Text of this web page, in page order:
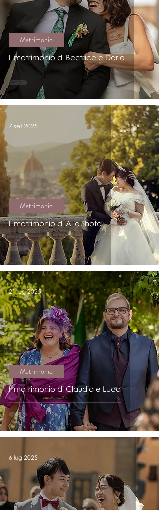
Il matrimonio di Beatrice e Dario
Matrimonio
Il matrimonio di Ai e Shota
Matrimonio
7 set 2025
Il matrimonio di Claudia e Luca
Matrimonio
21 lug 2025
6 lug 2025